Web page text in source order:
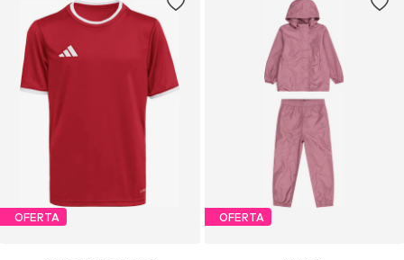
OFERTA OFERTA